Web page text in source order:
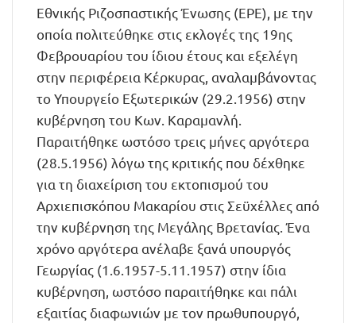
Εθνικής Ριζοσπαστικής Ένωσης (ΕΡΕ), με την
οποία πολιτεύθηκε στις εκλογές της 19ης
Φεβρουαρίου του ίδιου έτους και εξελέγη
στην περιφέρεια Κέρκυρας, αναλαμβάνοντας
το Υπουργείο Εξωτερικών (29.2.1956) στην
κυβέρνηση του Κων. Καραμανλή.
Παραιτήθηκε ωστόσο τρεις μήνες αργότερα
(28.5.1956) λόγω της κριτικής που δέχθηκε
για τη διαχείριση του εκτοπισμού του
Αρχιεπισκόπου Μακαρίου στις Σεϋχέλλες από
την κυβέρνηση της Μεγάλης Βρετανίας. Ένα
χρόνο αργότερα ανέλαβε ξανά υπουργός
Γεωργίας (1.6.1957-5.11.1957) στην ίδια
κυβέρνηση, ωστόσο παραιτήθηκε και πάλι
εξαιτίας διαφωνιών με τον πρωθυπουργό,